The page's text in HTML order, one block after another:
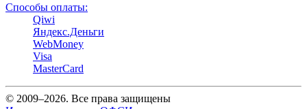
Способы оплаты:
Qiwi
Яндекс.Деньги
WebMoney
Visa
MasterCard
© 2009–2026. Все права защищены